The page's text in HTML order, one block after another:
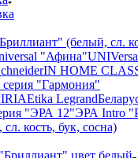
(белый, сл.
"Афина"
IN HOME
серия "Гармония"
Etika Legrand
"ЭРА 12"ЭРА Intro
кость, бук, сосна)
цвет белый